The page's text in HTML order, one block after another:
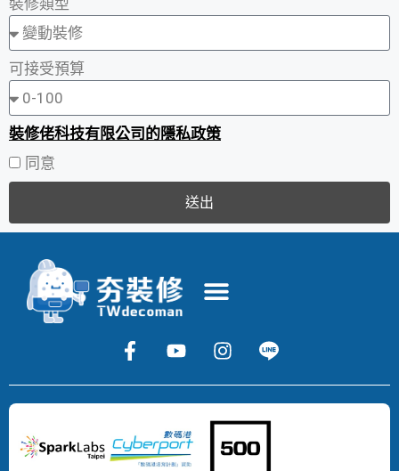
裝修類型
可接受預算
裝修佬科技有限公司的隱私政策
同意
送出
Copyright
2024
DECOMAN